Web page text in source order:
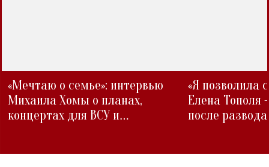
«Мечтаю о семье»: интервью
Михаила Хомы о планах,
концертах для ВСУ и
«Я позволила
Елена Тополя
после развода